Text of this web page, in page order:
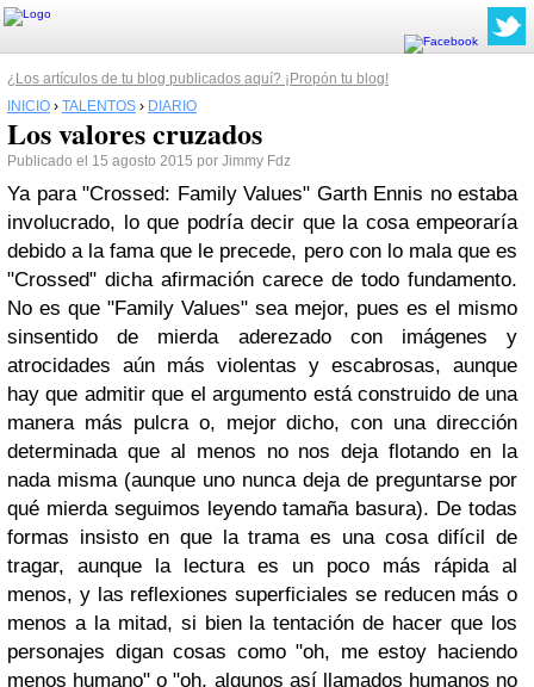
¿Los artículos de tu blog publicados aquí? ¡Propón tu blog!
INICIO › TALENTOS › DIARIO
Los valores cruzados
Publicado el 15 agosto 2015 por Jimmy Fdz
Ya para "Crossed: Family Values" Garth Ennis no estaba
involucrado, lo que podría decir que la cosa empeoraría
debido a la fama que le precede, pero con lo mala que es
"Crossed" dicha afirmación carece de todo fundamento.
No es que "Family Values" sea mejor, pues es el mismo
sinsentido de mierda aderezado con imágenes y
atrocidades aún más violentas y escabrosas, aunque
hay que admitir que el argumento está construido de una
manera más pulcra o, mejor dicho, con una dirección
determinada que al menos no nos deja flotando en la
nada misma (aunque uno nunca deja de preguntarse por
qué mierda seguimos leyendo tamaña basura). De todas
formas insisto en que la trama es una cosa difícil de
tragar, aunque la lectura es un poco más rápida al
menos, y las reflexiones superficiales se reducen más o
menos a la mitad, si bien la tentación de hacer que los
personajes digan cosas como "oh, me estoy haciendo
menos humano" o "oh, algunos así llamados humanos no